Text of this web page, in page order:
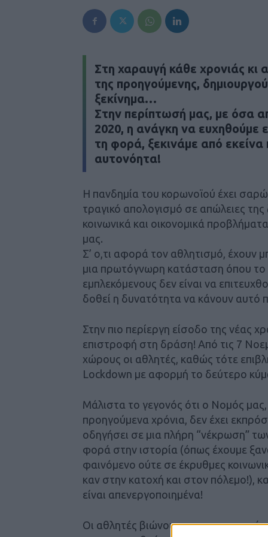
Στη χαραυγή κάθε χρονιάς κι
της προηγούμενης,
ξεκίνημα…
Στην περίπτωσή μας, με όσα
2020, η ανάγκη να ευχηθούμε
τη φορά, ξεκινάμε από
αυτονόητα!
Η πανδημία του κορωνοϊού έχει
τραγικό απολογισμό σε απώλειες
κοινωνικά και οικονομικά
μας.
Σ’ ο,τι αφορά τον αθλητισμό, έχουν
μια πρωτόγνωρη κατάσταση όπου το
εμπλεκόμενους δεν είναι να
δοθεί η δυνατότητα να κάνουν αυτό
Στην πιο περίεργη είσοδο της νέας
επιστροφή στη δράση! Από τις 7
χώρους οι αθλητές, καθώς τότε
Lockdown με αφορμή το δεύτερο
Μάλιστα το γεγονός ότι ο Νομός
προηγούμενα χρόνια, δεν έχει
οδηγήσει σε μια πλήρη “νέκρωση”
φορά στην ιστορία (όπως έχουμε
φαινόμενο ούτε σε έκρυθμες
καν στην κατοχή και στον πόλεμο!),
είναι απενεργοποιημένα!
Οι αθλητές βιώνουν μια πρωτοφανή